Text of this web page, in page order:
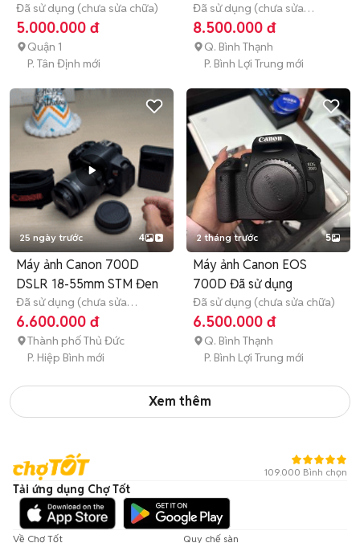
Đã sử dụng (chưa sửa chữa)
5.000.000 đ
Quận 1
P. Tân Định mới
Đã sử dụng (chưa sửa
chữa) Hết bảo hành
8.500.000 đ
Q. Bình Thạnh
P. Bình Lợi Trung mới
25 ngày trước 4
Máy ảnh Canon 700D
DSLR 18-55mm STM Đen
Đã sử dụng (chưa sửa
chữa) 3 tháng
6.600.000 đ
Thành phố Thủ Đức
P. Hiệp Bình mới
2 tháng trước 5
Máy ảnh Canon EOS
700D Đã sử dụng
Đã sử dụng (chưa sửa chữa)
6.500.000 đ
Q. Bình Thạnh
P. Bình Lợi Trung mới
Xem thêm
109.000 Bình chọn
Tải ứng dụng Chợ Tốt
Về Chợ Tốt Quy chế sàn